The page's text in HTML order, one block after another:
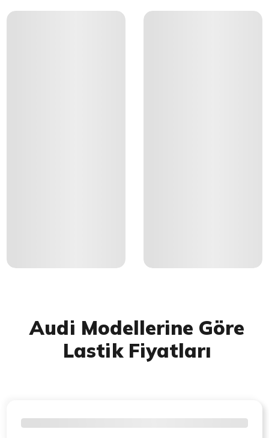
Audi Modellerine Göre
Lastik Fiyatları